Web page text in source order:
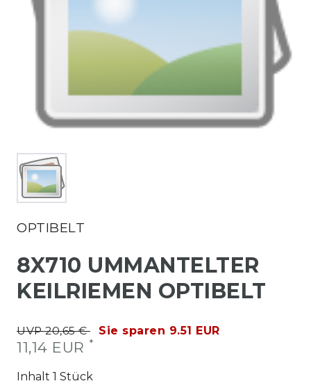
OPTIBELT
8X710 UMMANTELTER
KEILRIEMEN OPTIBELT
UVP 20,65 € Sie sparen 9.51 EUR
11,14 EUR *
Inhalt 1 Stück